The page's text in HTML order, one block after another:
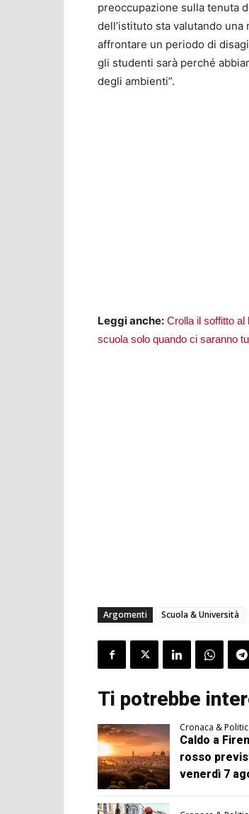
preoccupazione sulla tenuta
dell’istituto sta valutando
affrontare un periodo di
gli studenti sarà perché
degli ambienti”.
Leggi anche: Crolla il soffitto
scuola solo quando ci saranno
Argomenti Scuola & Università
Ti potrebbe
Cronaca &
Caldo a
rosso
venerdì 7